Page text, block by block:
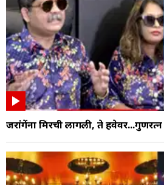
जरांगेंना मिरची लागली, ते